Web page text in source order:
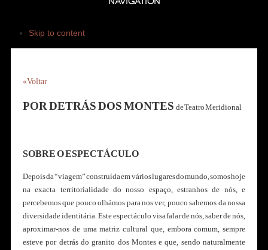
Skip to content
«Voltar
POR DETRÁS DOS MONTES de Teatro Meridional
SOBRE O ESPECTÁCULO
Depois da “viagem” construída em vários lugares do mundo, somos hoje
na exacta territorialidade do nosso espaço, estranhos de nós, e
percebemos que pouco olhámos para nos ver, pouco sabemos da nossa
diversidade identitária. Este espectáculo visa falar de nós, saber de nós,
aproximar-nos de uma matriz cultural que, embora comum, sempre
esteve por detrás do granito dos Montes e que, sendo naturalmente